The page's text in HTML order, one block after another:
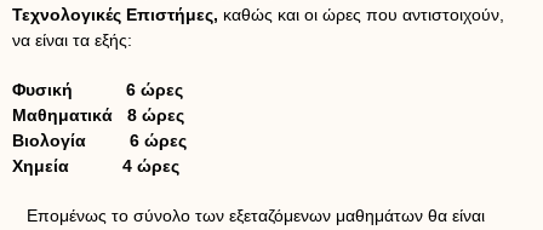
Τεχνολογικές Επιστήμες, καθώς και οι ώρες που αντιστοιχούν,
να είναι τα εξής:
Φυσική 6 ώρες
Μαθηματικά 8 ώρες
Βιολογία 6 ώρες
Χημεία 4 ώρες
Επομένως το σύνολο των εξεταζόμενων μαθημάτων θα είναι